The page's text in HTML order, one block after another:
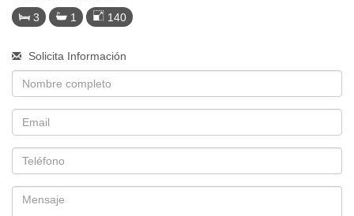
3
1 140
Solicita Información
Nombre
Email
Telefono
Mensaje